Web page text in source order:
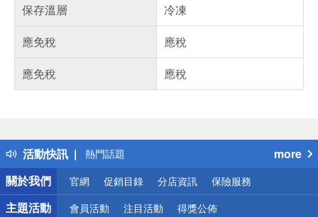
保存溫層
冷凍
應免稅
應稅
應免稅
應稅
活動快訊
得獎公告
熱門話題
銀行優惠
偏遠地區配送
詐騙網頁！請小心！
more
關於我們
官網 促銷目錄 分店資訊 保險服務
主題活動 會員活動 注目活動 得獎公佈